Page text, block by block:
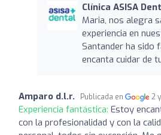
Clínica ASISA
Maria, nos alegra
experiencia en
Santander ha sido
encanta cuidar de
Amparo d.l.r. Publicada en 2
Experiencia fantástica: Estoy
con la profesionalidad y con la